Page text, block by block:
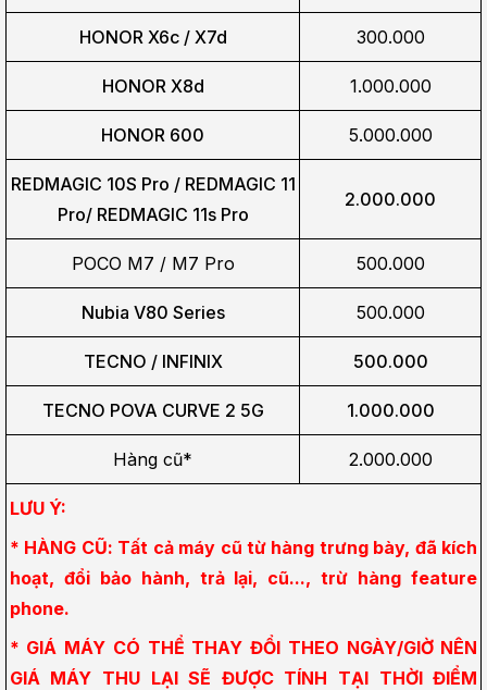
HONOR X6c / X7d 300.000
HONOR X8d 1.000.000
HONOR 600 5.000.000
REDMAGIC 10S Pro / REDMAGIC 11
Pro/ REDMAGIC 11s Pro
2.000.000
POCO M7 / M7 Pro 500.000
Nubia V80 Series 500.000
TECNO / INFINIX 500.000
TECNO POVA CURVE 2 5G 1.000.000
Hàng cũ* 2.000.000
LƯU Ý:
* HÀNG CŨ: Tất cả máy cũ từ hàng trưng bày, đã kích
hoạt, đổi bảo hành, trả lại, cũ..., trừ hàng feature
phone.
* GIÁ MÁY CÓ THỂ THAY ĐỔI THEO NGÀY/GIỜ NÊN
GIÁ MÁY THU LẠI SẼ ĐƯỢC TÍNH TẠI THỜI ĐIỂM